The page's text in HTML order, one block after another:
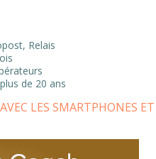
Relais
de 20 ans
LES SMARTPHONES ET